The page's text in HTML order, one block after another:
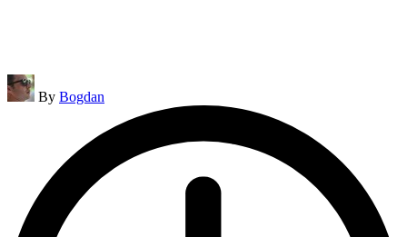
Posted
by
By Bogdan